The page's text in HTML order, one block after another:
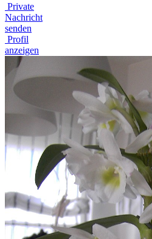
Private
Nachricht
senden
Profil
anzeigen